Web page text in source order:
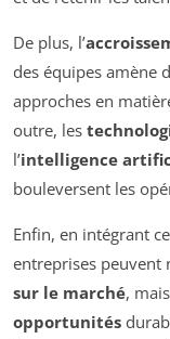
De plus, l’
des équipes amène
approches en
outre, les
l’intelligence
bouleversent les
Enfin, en intégrant
entreprises peuvent
sur le marché,
opportunités